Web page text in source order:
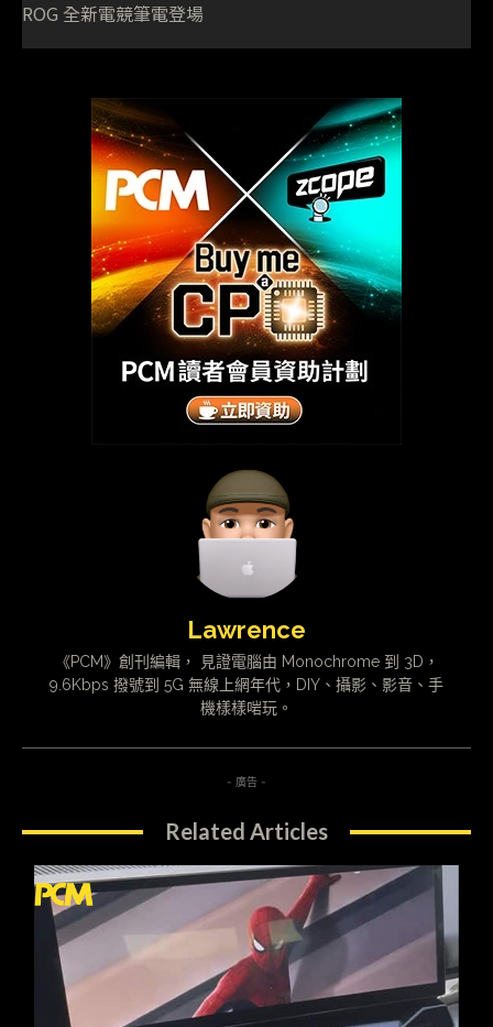
ROG 全新電競筆電登場
Lawrence
《PCM》創刊編輯， 見證電腦由 Monochrome 到 3D，
9.6Kbps 撥號到 5G 無線上網年代，DIY、攝影、影音、手
機樣樣啱玩。
- 廣告 -
Related Articles